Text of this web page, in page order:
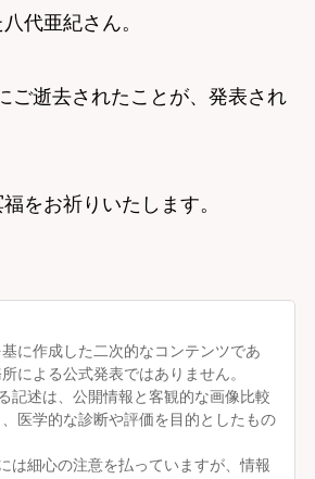
代亜紀さん。
ご逝去されたことが、発表され
をお祈りいたします。
に作成した二次的なコンテンツであ
による公式発表ではありません。
記述は、公開情報と客観的な画像比較
医学的な診断や評価を目的としたもの
は細心の注意を払っていますが、情報